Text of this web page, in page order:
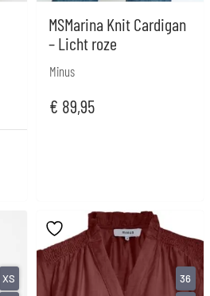
MSMarina Knit Cardigan
– Licht roze
Minus
€ 89,95
XS
36